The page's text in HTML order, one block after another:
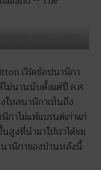
hours Sakura
เวิร์คช้อปนาฬิกา
ไม่นานนับตั้งแต่ปี ค.ศ.
ใหลนาฬิกาเห็นถึง
กาไม่แพ้แบรนด์เก่าแก่
งที่นำมาให้เราได้ชม
นาฬิกาของบ้านหลังนี้